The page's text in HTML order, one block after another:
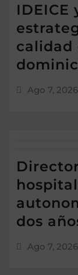
IDEICE
calidad
Ago 7, 2026
dos
Ago 7, 2026